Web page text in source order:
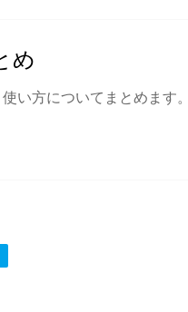
め
い方についてまとめます。